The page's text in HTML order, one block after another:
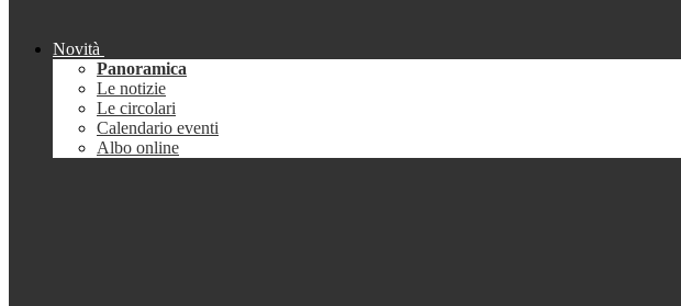
Novità
Panoramica
Le notizie
Le circolari
Calendario eventi
Albo online